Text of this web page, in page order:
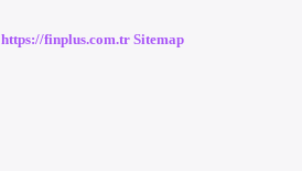
https://finplus.com.tr Sitemap